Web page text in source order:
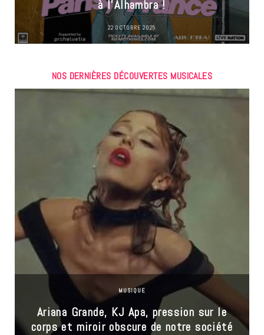
à l’Alhambra !
22 OCTOBRE 2025
NOS DERNIÈRES DÉCOUVERTES MUSICALES
MUSIQUE
Ariana Grande, KJ Apa, pression sur le
corps et miroir obscure de notre société